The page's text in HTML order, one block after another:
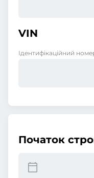
VIN
Ідентифікаційний
Початок